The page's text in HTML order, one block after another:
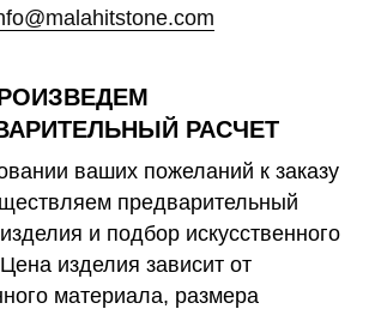
РАСЧЕТ
ваших пожеланий к заказу
предварительный
и подбор искусственного
изделия зависит от
материала, размера